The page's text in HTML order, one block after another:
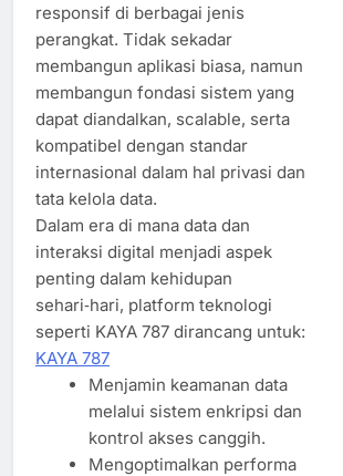
responsif di berbagai jenis
perangkat. Tidak sekadar
membangun aplikasi biasa, namun
membangun fondasi sistem yang
dapat diandalkan, scalable, serta
kompatibel dengan standar
internasional dalam hal privasi dan
tata kelola data.
Dalam era di mana data dan
interaksi digital menjadi aspek
penting dalam kehidupan
sehari‑hari, platform teknologi
seperti KAYA 787 dirancang untuk:
KAYA 787
Menjamin keamanan data
melalui sistem enkripsi dan
kontrol akses canggih.
Mengoptimalkan performa